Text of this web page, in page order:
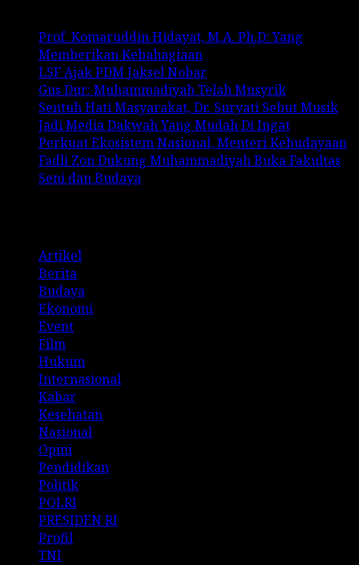
Prof. Komaruddin Hidayat, M.A. Ph.D: Yang
Memberikan Kebahagiaan
LSF Ajak PDM Jaksel Nobar
Gus Dur: Muhammadiyah Telah Musyrik
Sentuh Hati Masyarakat, Dr. Suryati Sebut Musik
Jadi Media Dakwah Yang Mudah Di Ingat
Perkuat Ekosistem Nasional, Menteri Kebudayaan
Fadli Zon Dukung Muhammadiyah Buka Fakultas
Seni dan Budaya
Artikel
Berita
Budaya
Ekonomi
Event
Film
Hukum
Internasional
Kabar
Kesehatan
Nasional
Opini
Pendidikan
Politik
POLRI
PRESIDEN RI
Profil
TNI